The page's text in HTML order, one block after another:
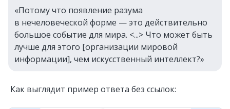
«Потому что появление разума
в нечеловеческой форме — это действительно
большое событие для мира. <...> Что может быть
лучше для этого [организации мировой
информации], чем искусственный интеллект?»
Как выглядит пример ответа без ссылок: